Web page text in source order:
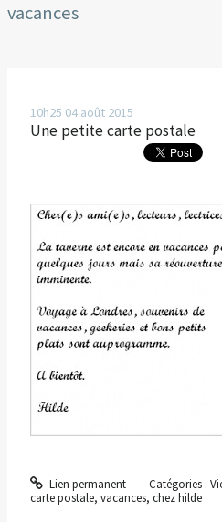
vacances
10h25 04 août 2015
Une petite carte postale
Lien permanent Catégories :
carte postale, vacances, chez hilde